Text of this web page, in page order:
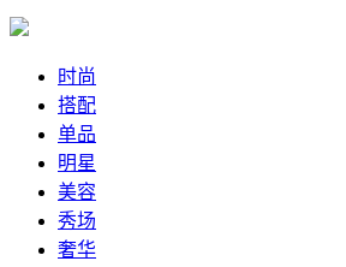
时尚
搭配
单品
明星
美容
秀场
奢华